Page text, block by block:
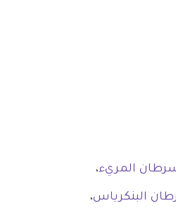
المريء،
البنكرياس،